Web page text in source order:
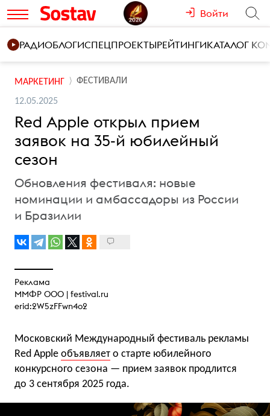
Войти
РАДИОБЛОГИСПЕЦПРОЕКТЫРЕЙТИНГИКАТАЛОГ
МАРКЕТИНГ ФЕСТИВАЛИ
12.05.2025
Red Apple открыл прием
заявок на 35-й юбилейный
сезон
Обновления фестиваля: новые
номинации и амбассадоры из России
и Бразилии
Реклама
ММФР ООО | festival.ru
erid:2W5zFFwn4o2
Московский Международный фестиваль рекламы
Red Apple объявляет о старте юбилейного
конкурсного сезона — прием заявок продлится
до 3 сентября 2025 года.